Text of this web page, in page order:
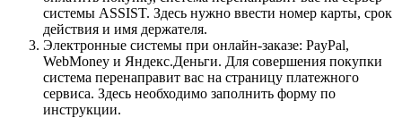
системы ASSIST. Здесь нужно ввести номер карты, срок
действия и имя держателя.
Электронные системы при онлайн-заказе: PayPal,
WebMoney и Яндекс.Деньги. Для совершения покупки
система перенаправит вас на страницу платежного
сервиса. Здесь необходимо заполнить форму по
инструкции.